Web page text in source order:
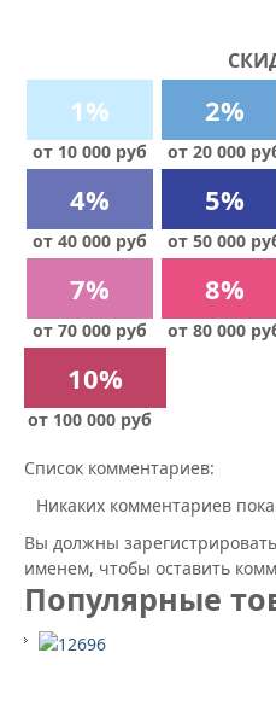
1%
от 10 000 руб
2%
от 20 000
4%
от 40 000 руб
5%
от 50 000
7%
от 70 000 руб
8%
от 80 000
10%
от 100 000 руб
Список комментариев:
Никаких комментариев
Вы должны
именем, чтобы оставить
Популярные